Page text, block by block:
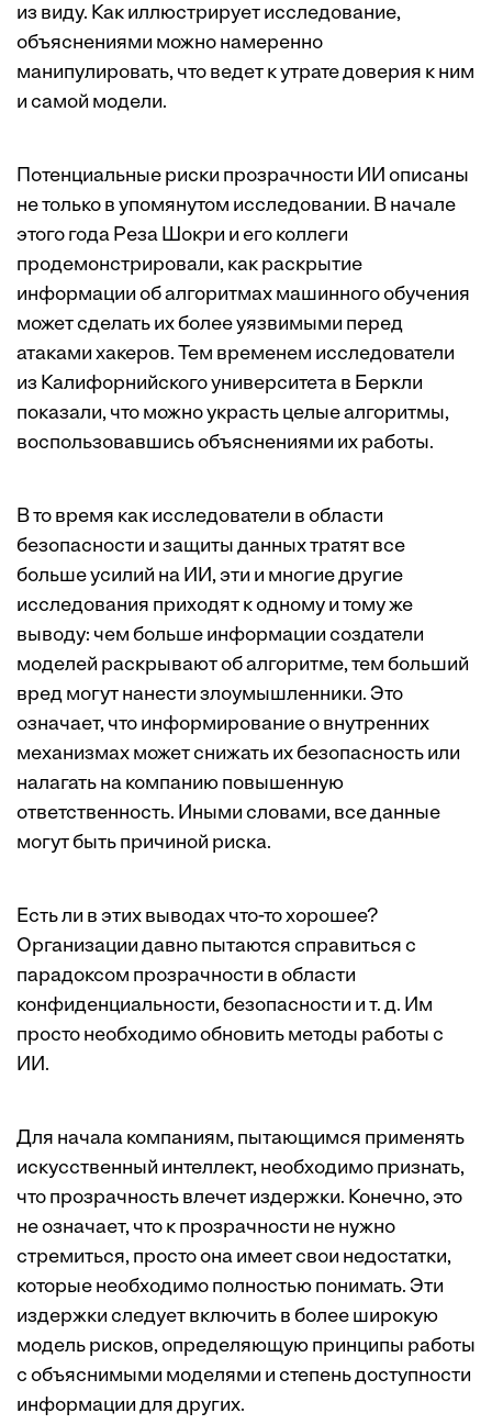
из виду. Как иллюстрирует исследование,
объяснениями можно намеренно
манипулировать, что ведет к утрате доверия к ним
и самой модели.
Потенциальные риски прозрачности ИИ описаны
не только в упомянутом исследовании. В начале
этого года Реза Шокри и его коллеги
продемонстрировали, как раскрытие
информации об алгоритмах машинного обучения
может сделать их более уязвимыми перед
атаками хакеров. Тем временем исследователи
из Калифорнийского университета в Беркли
показали, что можно украсть целые алгоритмы,
воспользовавшись объяснениями их работы.
В то время как исследователи в области
безопасности и защиты данных тратят все
больше усилий на ИИ, эти и многиедругие
исследования приходят к одному и тому же
выводу: чем больше информации создатели
моделей раскрывают об алгоритме, тем больший
вред могут нанести злоумышленники. Это
означает, что информирование о внутренних
механизмах может снижать их безопасность или
налагать на компанию повышенную
ответственность. Иными словами, все данные
могут быть причиной риска.
Есть ли в этих выводах что-то хорошее?
Организации давно пытаются справиться с
парадоксом прозрачности в области
конфиденциальности, безопасности и т. д. Им
просто необходимо обновить методы работы с
ИИ.
Для начала компаниям, пытающимся применять
искусственный интеллект, необходимо признать,
что прозрачность влечет издержки. Конечно, это
не означает, что к прозрачности не нужно
стремиться, просто она имеет свои недостатки,
которые необходимо полностью понимать. Эти
издержки следует включить в более широкую
модель рисков, определяющую принципы работы
с объяснимыми моделями и степень доступности
информации для других.